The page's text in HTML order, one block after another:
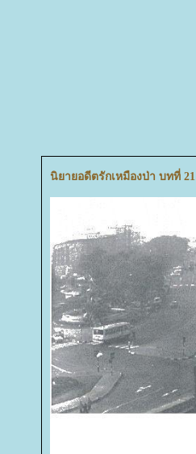
นิยายอดีตรักเหมืองป่า บทที่ 21